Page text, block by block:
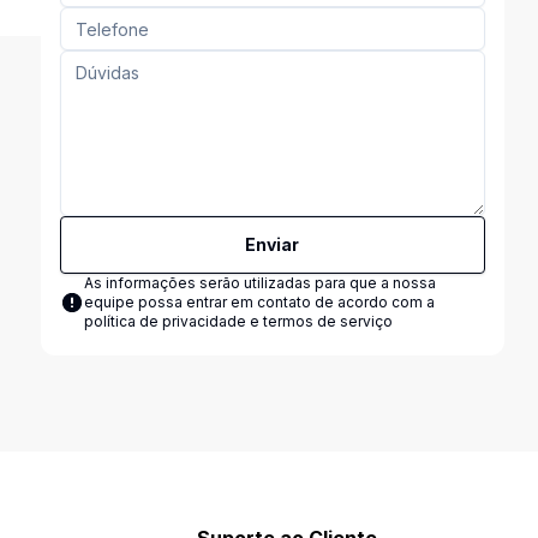
Enviar
As informações serão utilizadas para que a nossa
equipe possa entrar em contato de acordo com a
política de privacidade e termos de serviço